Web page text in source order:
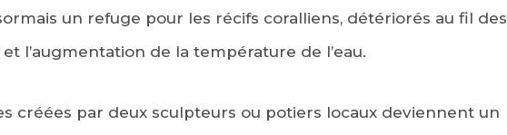
un refuge pour les récifs coralliens, détériorés au fil des
l’augmentation de la température de l’eau.
créées par deux sculpteurs ou potiers locaux deviennent un